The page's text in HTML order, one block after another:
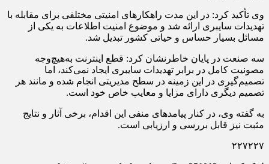
وی تأکید کرد: در این مدت راهکارهای امنیتی مختلفی برای مقابله با
تهدیدات سایبری ارائه شد و موضوع امنیت اطلاعات به یکی از
مسائل بسیار حساس و حیاتی کشور تبدیل شد.
سه صنعت در پایان خاطرنشان کرد: قطع اینترنت به‌هیچ‌وجه
مصونیت کامل در برابر تهدیدات سایبری ایجاد نمی‌کند، اما
تصمیم‌گیری در این زمینه در سطح مدیریتی انجام شده و مانند هر
تصمیم دیگری دارای مزایا و معایب خاص خود است.
به گفته وی، در کنار پیامدهای منفی این اقدام، برخی آثار و نتایج
مثبت نیز قابل بررسی و ارزیابی است.
۲۲۷۲۲۷